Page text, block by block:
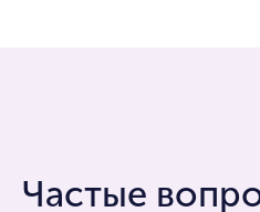
Частые